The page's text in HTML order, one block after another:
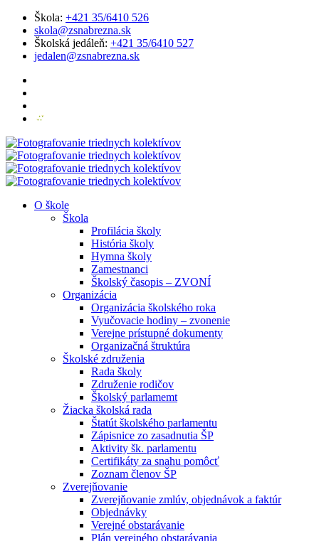
Škola: +421 35/6410 526
skola@zsnabrezna.sk
Školská jedáleň: +421 35/6410 527
jedalen@zsnabrezna.sk
O škole
Škola
Profilácia školy
História školy
Hymna školy
Zamestnanci
Školský časopis – ZVONÍ
Organizácia
Organizácia školského roka
Vyučovacie hodiny – zvonenie
Verejne prístupné dokumenty
Organizačná štruktúra
Školské združenia
Rada školy
Združenie rodičov
Školský parlamemt
Žiacka školská rada
Štatút školského parlamentu
Zápisnice zo zasadnutia ŠP
Aktivity šk. parlamentu
Certifikáty za snahu pomôcť
Zoznam členov ŠP
Zverejňovanie
Zverejňovanie zmlúv, objednávok a faktúr
Objednávky
Verejné obstarávanie
Plán verejného obstarávania